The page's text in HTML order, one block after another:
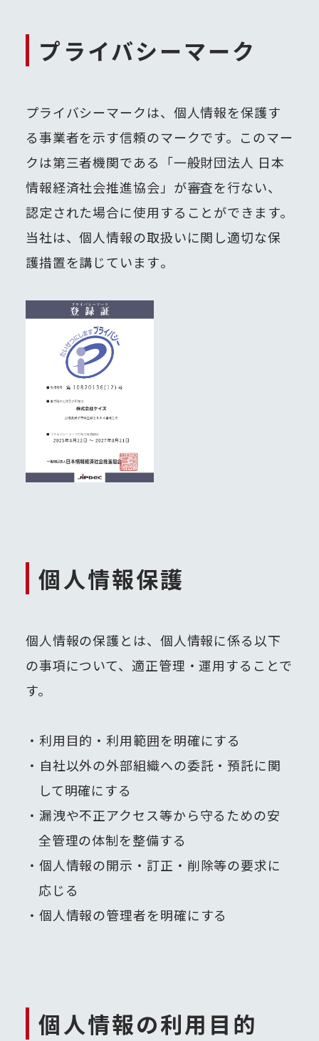
プライバシーマーク
プライバシーマークは、個人情報を保護す
る事業者を示す信頼のマークです。このマー
クは第三者機関である「一般財団法人 日本
情報経済社会推進協会」が審査を行ない、
認定された場合に使用することができます。
当社は、個人情報の取扱いに関し適切な保
護措置を講じています｡
個人情報保護
個人情報の保護とは、個人情報に係る以下
の事項について、適正管理・運用することで
す。
利用目的・利用範囲を明確にする
自社以外の外部組織への委託・預託に関
して明確にする
漏洩や不正アクセス等から守るための安
全管理の体制を整備する
個人情報の開示・訂正・削除等の要求に
応じる
個人情報の管理者を明確にする
個人情報の利用目的